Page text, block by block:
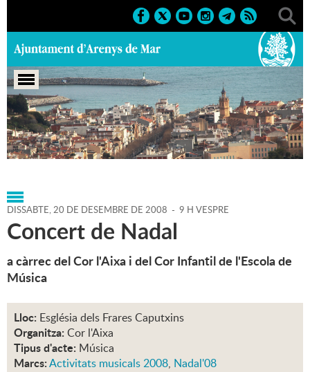
Portada > Agenda > 20-12-
2008 > Marcs > Culturals > 2008 > Activitats musicals 2008
DISSABTE,20 DE DESEMBRE DE 2008 - 9 H VESPRE
Concert de Nadal
a càrrec del Cor l'Aixa i del Cor Infantil de l'Escola de
Música
Lloc: Església dels Frares Caputxins
Organitza: Cor l'Aixa
Tipus d'acte: Música
Marcs:Activitats musicals 2008, Nadal'08